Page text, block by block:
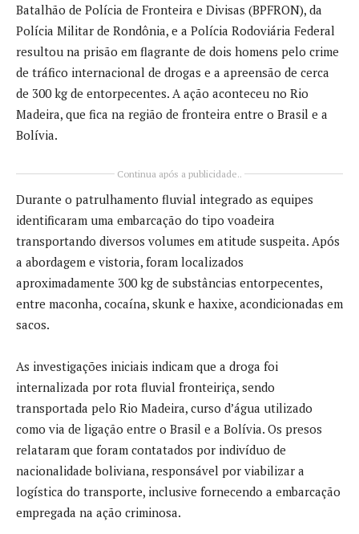
Batalhão de Polícia de Fronteira e Divisas (BPFRON), da
Polícia Militar de Rondônia, e a Polícia Rodoviária Federal
resultou na prisão em flagrante de dois homens pelo crime
de tráfico internacional de drogas e a apreensão de cerca
de 300 kg de entorpecentes. A ação aconteceu no Rio
Madeira, que fica na região de fronteira entre o Brasil e a
Bolívia.
Continua após a publicidade..
Durante o patrulhamento fluvial integrado as equipes
identificaram uma embarcação do tipo voadeira
transportando diversos volumes em atitude suspeita. Após
a abordagem e vistoria, foram localizados
aproximadamente 300 kg de substâncias entorpecentes,
entre maconha, cocaína, skunk e haxixe, acondicionadas em
sacos.
As investigações iniciais indicam que a droga foi
internalizada por rota fluvial fronteiriça, sendo
transportada pelo Rio Madeira, curso d’água utilizado
como via de ligação entre o Brasil e a Bolívia. Os presos
relataram que foram contatados por indivíduo de
nacionalidade boliviana, responsável por viabilizar a
logística do transporte, inclusive fornecendo a embarcação
empregada na ação criminosa.